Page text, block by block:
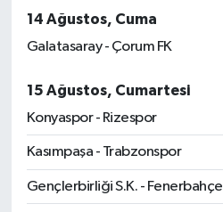
14 Ağustos, Cuma
Galatasaray - Çorum FK
15 Ağustos, Cumartesi
Konyaspor - Rizespor
Kasımpaşa - Trabzonspor
Gençlerbirliği S.K. - Fenerbahçe